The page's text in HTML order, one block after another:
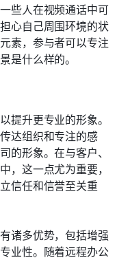
些人在视频通话中可
心自己周围环境的状
素，参与者可以专注
是什么样的。
提升更专业的形象。
达组织和专注的感
的形象。在与客户、
，这一点尤为重要，
信任和信誉至关重
诸多优势，包括增强
业性。随着远程办公